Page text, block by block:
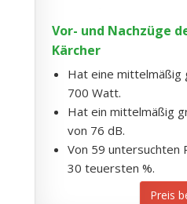
Vor- und Nachzüge
Kärcher
Hat eine mittelmäßig
700 Watt.
Hat ein mittelmäßig
von 76 dB.
Von 59 untersuchten
30 teuersten %.
Preis